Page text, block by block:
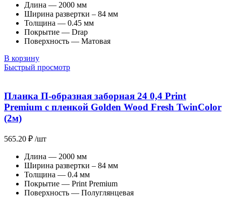
Длина — 2000 мм
Ширина развертки – 84 мм
Толщина — 0.45 мм
Покрытие — Drap
Поверхность — Матовая
В корзину
Быстрый просмотр
Планка П-образная заборная 24 0,4 Print
Premium с пленкой Golden Wood Fresh TwinColor
(2м)
565.20 ₽ /шт
Длина — 2000 мм
Ширина развертки – 84 мм
Толщина — 0.4 мм
Покрытие — Print Premium
Поверхность — Полуглянцевая